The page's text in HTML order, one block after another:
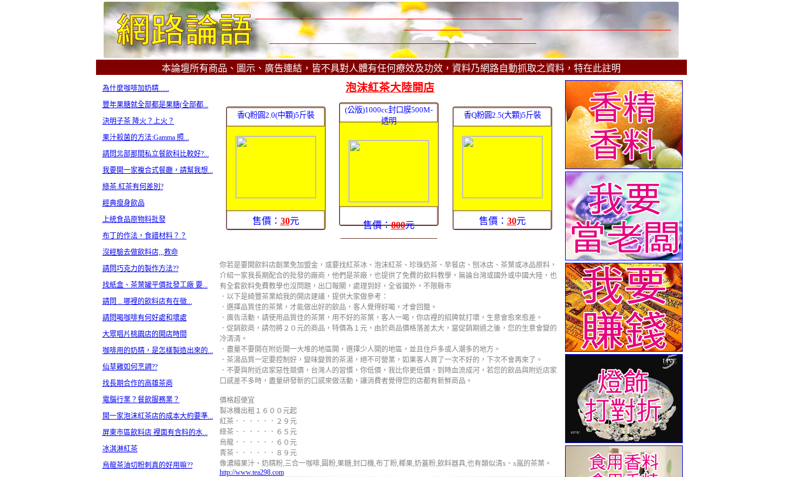
本論壇所有商品、圖示、廣告連結，皆不具對人體有任何療效及功效，資料乃網路自動抓取之資料，特在此註明
為什麼咖啡加奶精......
豐年果糖就全部都是果糖(全部都...
決明子茶 降火？上火？
果汁殺菌的方法:Gamma 照...
請問北部那間私立餐飲科比較好?...
我要開一家複合式餐廳，請幫我想...
綠茶.紅茶有何差別?
經典瘦身飲品
上統食品原物料批發
布丁的作法，食譜材料？？
沒經驗去做飲料店,,,救命
請問巧克力的製作方法??
找紙盒、茶葉罐平價批發工廠 要...
請問 .. 哪裡的飲料店有在徵...
請問喝咖啡有何好處和壞處
大眾唱片桃園店的開店時間
咖啡用的奶精，是怎樣製造出來的...
仙草雞如何烹調??
找長期合作的高雄茶商
電腦行業？餐飲服務業？
開一家泡沫紅茶店的成本大約要準...
屏東市區飲料店 裡面有含料的水...
冰淇淋紅茶
烏龍茶油切粉刺真的好用嘛??
泡沫紅茶大陸開店
香Q粉圓2.0(中顆)5斤裝
售價： 30元
(公版)1000cc封口膜500M-
透明
售價：800元
香Q粉圓2.5(大顆)5斤裝
售價： 30元
你若是要開飲料店創業免加盟金，或要找紅茶冰、泡沫紅茶、珍珠奶茶、早餐店、刨冰店、茶葉或冰品原料，
介紹一家我長期配合的批發的廠商，他們是茶廠，也提供了免費的飲料教學，無論台灣或國外或中國大陸，也
有全套飲料免費教學也沒問題，出口報關，處理到好，全省國外，不限縣市
．以下是綺豐茶業給我的開店建議，提供大家做參考：
．選擇品質佳的茶葉，才能做出好的飲品，客人覺得好喝，才會回籠。
．廣告活動，請使用品質佳的茶葉，用不好的茶葉，客人一喝，你店裡的招牌就打壞，生意會愈來愈差。
．促銷飲商，請勿將２０元的商品，特價為１元，由於商品價格落差太大，當促銷期過之後，您的生意會變的
冷清清。
．盡量不要開在附近開一大堆的地區開，選擇少人開的地區，並且住戶多或人潮多的地方。
．茶湯品質一定要控制好，變味變質的茶湯，絕不可營業，如果客人買了一次不好的，下次不會再來了。
．不要與附近店家惡性競價，台灣人的習慣，你低價，我比你更低價，到時血流成河，若您的飲品與附近店家
口感差不多時，盡量研發新的口感來做活動，讓消費者覺得您的店都有新鮮商品。
價格超便宜
製冰機出租１６００元起
紅茶．．．．．．２９元
綠茶．．．．．．６５元
烏龍．．．．．．６０元
青茶．．．．．．８９元
像濃縮果汁、奶精粉,三合一咖啡,圓粉,果糖,封口機,布丁粉,椰果,奶蓋粉,飲料器具,也有類似清x、x嵐的茶葉。
http://www.tea298.com